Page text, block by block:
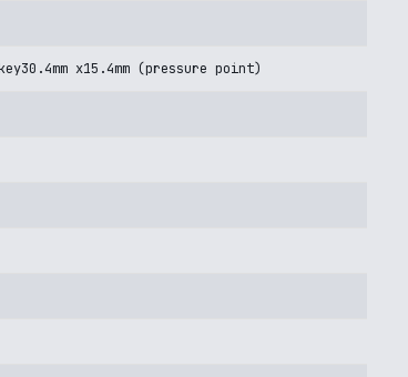
x15.4mm (pressure point)